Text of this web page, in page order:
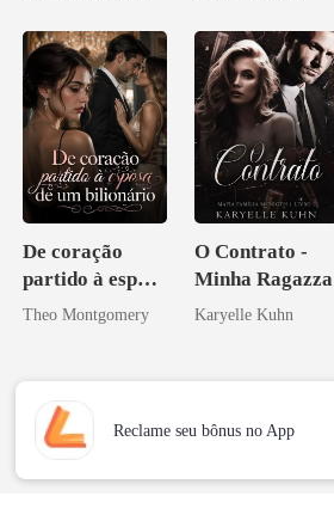
De coração
partido à esposa
de um bilionário
Theo Montgomery
O Contrato -
Minha Ragazza
Karyelle Kuhn
Reclame seu bônus no App